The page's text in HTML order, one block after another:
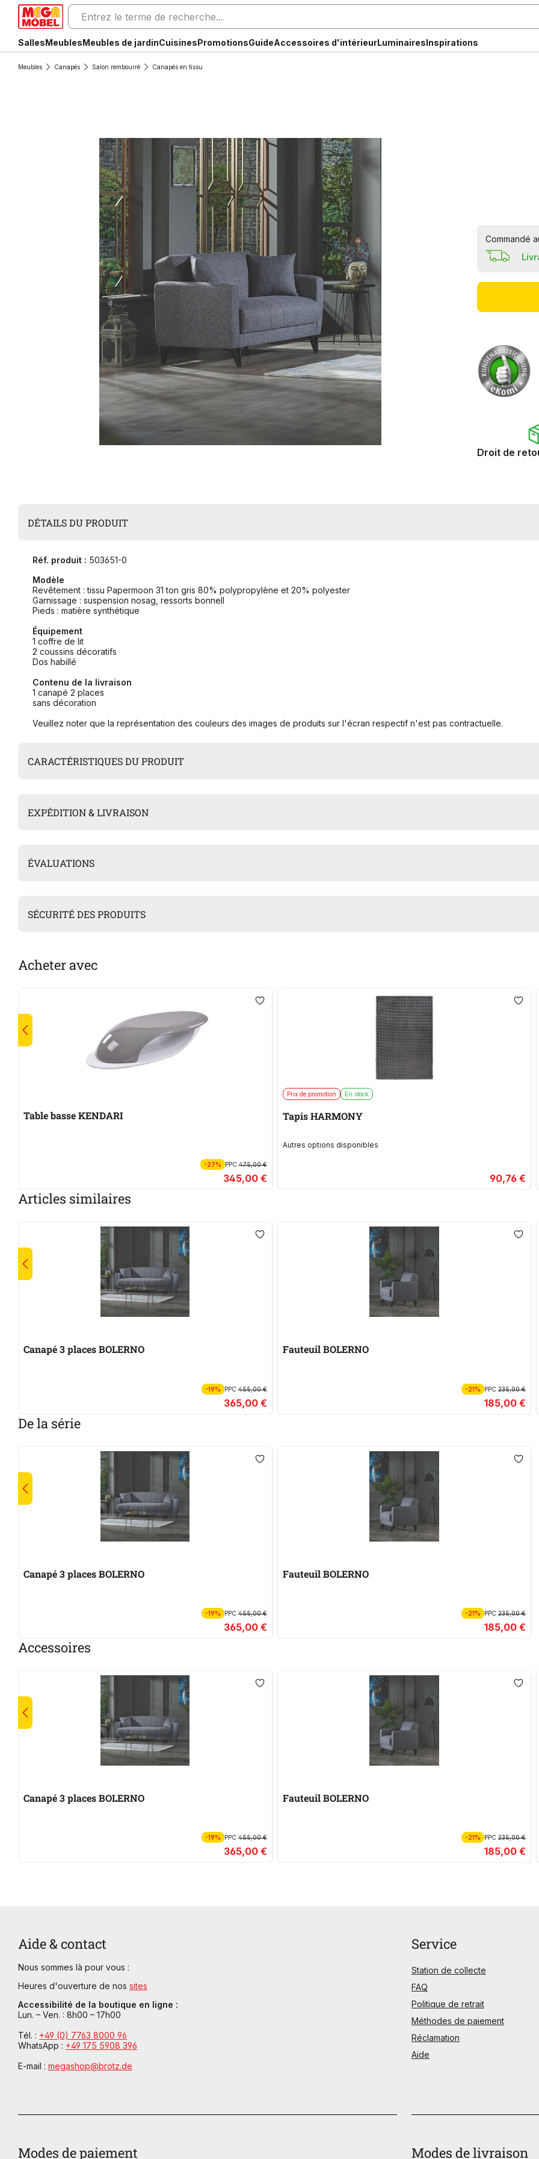
SallesMeublesMeubles de jardinCuisinesPromotionsGuideAccessoires d'intérieurLuminairesInspirations
Meubles Canapés Salon rembourré Canapés en tissu
Commandé
Droit de
DÉTAILS DU PRODUIT
Réf. produit : 503651-0
Modèle
Revêtement : tissu Papermoon 31 ton gris 80% polypropylène et 20% polyester
Garnissage : suspension nosag, ressorts bonnell
Pieds : matière synthétique
Équipement
1 coffre de lit
2 coussins décoratifs
Dos habillé
Contenu de la livraison
1 canapé 2 places
sans décoration
Veuillez noter que la représentation des couleurs des images de produits sur l'écran respectif n'est pas contractuelle.
CARACTÉRISTIQUES DU PRODUIT
EXPÉDITION & LIVRAISON
ÉVALUATIONS
SÉCURITÉ DES PRODUITS
Acheter avec
Table basse KENDARI
-27% PPC475,00 €
345,00 €
Prix de promotion En stock
Tapis HARMONY
Autres options disponibles
90,76 €
Articles similaires
Canapé 3 places BOLERNO
-19% PPC455,00 €
365,00 €
Fauteuil BOLERNO
-21% PPC235,00 €
185,00 €
De la série
Canapé 3 places BOLERNO
-19% PPC455,00 €
365,00 €
Fauteuil BOLERNO
-21% PPC235,00 €
185,00 €
Accessoires
Canapé 3 places BOLERNO
-19% PPC455,00 €
365,00 €
Fauteuil BOLERNO
-21% PPC235,00 €
185,00 €
Aide & contact
Nous sommes là pour vous :
Heures d'ouverture de nos sites
Accessibilité de la boutique en ligne :
Lun. – Ven. : 8h00 – 17h00
Tél. : +49 (0) 7763 8000 96
WhatsApp : +49 175 5908 396
E-mail : megashop@brotz.de
Modes de paiement Modes de livraison
Service
Station de collecte
FAQ
Politique de retrait
Méthodes de paiement
Réclamation
Aide